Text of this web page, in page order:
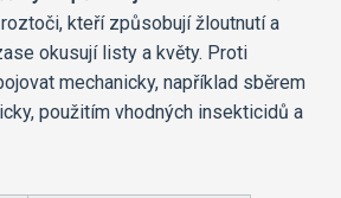
kteří způsobují žloutnutí a
okusují listy a květy. Proti
mechanicky, například sběrem
použitím vhodných insekticidů a